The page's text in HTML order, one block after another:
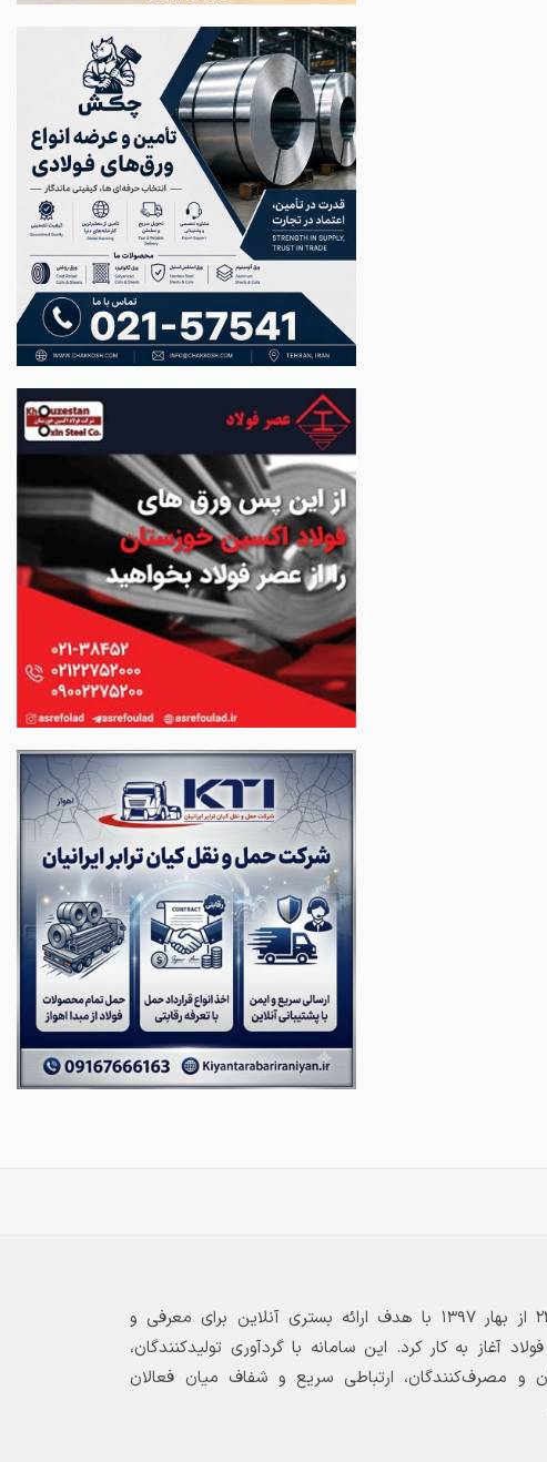
بازارگاه الکترونیکی فولاد ۲۴ از بهار ۱۳۹۷ با هدف ارائه بستری آنلاین برای معرفی و
آغاز به کار کرد. این سامانه با گردآوری تولیدکنندگان،
و مصرف‌کنندگان، ارتباطی سریع و شفاف میان فعالان